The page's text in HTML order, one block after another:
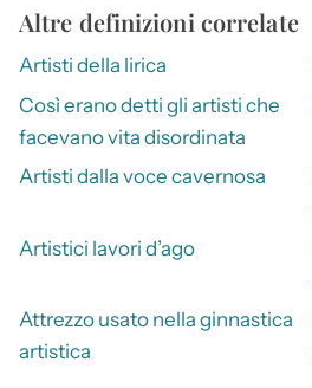
Altre definizioni correlate
Artisti della lirica
Così erano detti gli artisti che
facevano vita disordinata
Artisti dalla voce cavernosa
Artistici lavori d’ago
Attrezzo usato nella ginnastica
artistica